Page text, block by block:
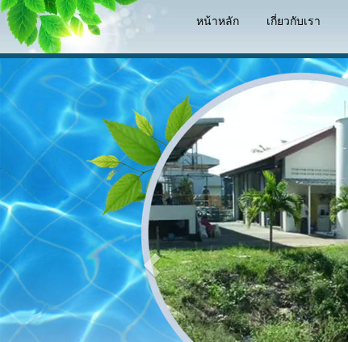
หน้าหลัก เกี่ยวกับเรา